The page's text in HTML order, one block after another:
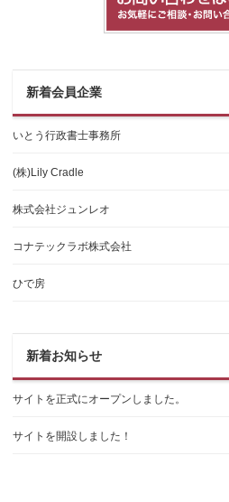
新着会員企業
いとう行政書士事務所
(株)Lily Cradle
株式会社ジュンレオ
コナテックラボ株式会社
ひで房
新着お知らせ
サイトを正式にオープンしました。
サイトを開設しました！